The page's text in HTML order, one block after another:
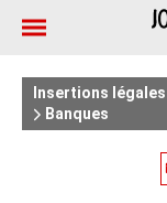
Insertions
Banques